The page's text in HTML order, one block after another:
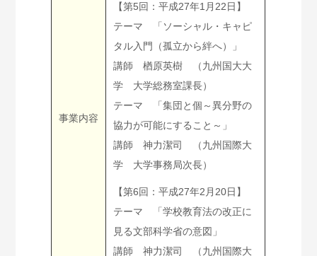
事業内容
【第5回：平成27年1月22日】
テーマ 「ソーシャル・キャピ
タル入門（孤立から絆へ）」
講師 楢原英樹 （九州国大大
学 大学総務室課長）
テーマ 「集団と個～異分野の
協力が可能にすること～」
講師 神力潔司 （九州国際大
学 大学事務局次長）
【第6回：平成27年2月20日】
テーマ 「学校教育法の改正に
見る文部科学省の意図」
講師 神力潔司 （九州国際大